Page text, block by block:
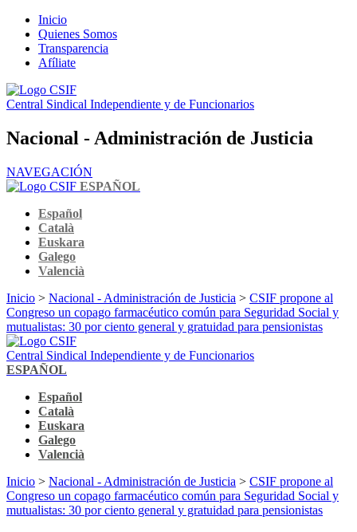
Inicio
Quienes Somos
Transparencia
Afíliate
Central Sindical Independiente y de Funcionarios
Nacional - Administración de Justicia
NAVEGACIÓN
ESPAÑOL
Español
Català
Euskara
Galego
Valencià
Inicio > Nacional - Administración de Justicia > CSIF propone al
Congreso un copago farmacéutico común para Seguridad Social y
mutualistas: 30 por ciento general y gratuidad para pensionistas
Central Sindical Independiente y de Funcionarios
ESPAÑOL
Español
Català
Euskara
Galego
Valencià
Inicio > Nacional - Administración de Justicia > CSIF propone al
Congreso un copago farmacéutico común para Seguridad Social y
mutualistas: 30 por ciento general y gratuidad para pensionistas